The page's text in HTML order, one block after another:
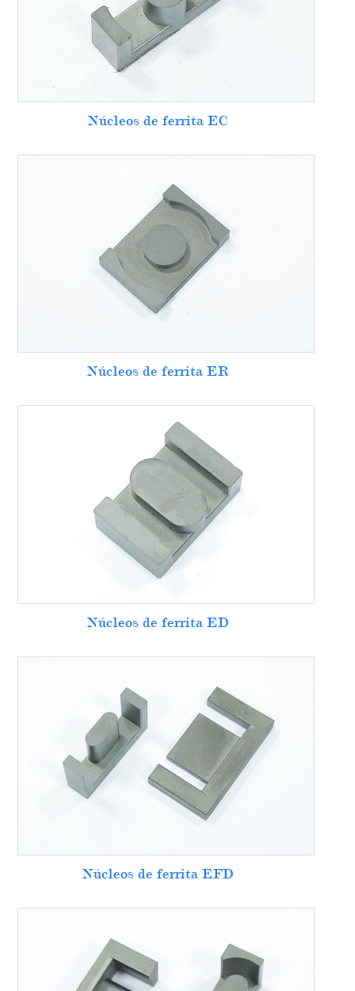
Núcleos de ferrita EC
Núcleos de ferrita ER
Núcleos de ferrita ED
Núcleos de ferrita EFD